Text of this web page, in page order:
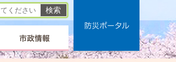
市政情報
防災ポータル